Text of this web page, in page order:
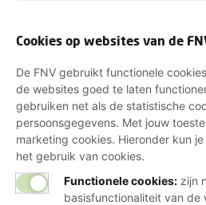
Cookies op websites van de
De FNV gebruikt functionele
de websites goed te laten
gebruiken net als de statistische
persoonsgegevens. Met jouw
marketing cookies. Hieronder kun
het gebruik van cookies.
Functionele cookies: zijn
basisfunctionaliteit van de